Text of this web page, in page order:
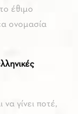
έθιμο
ονομασία
γίνει ποτέ,